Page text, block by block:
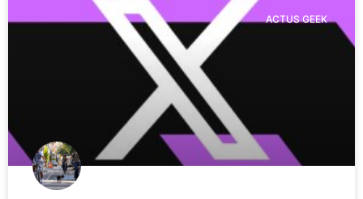
ACTUS GEEK